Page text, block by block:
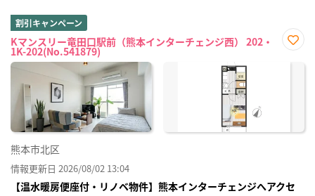
割引キャンペーン
Kマンスリー竜田口駅前（熊本インターチェンジ西） 202・
1K-202(No.541879)
に入
熊本市北区
情報更新日 2026/08/02 13:04
【温水暖房便座付・リノベ物件】熊本インターチェンジへアクセ